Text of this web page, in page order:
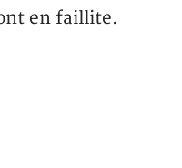
en faillite.